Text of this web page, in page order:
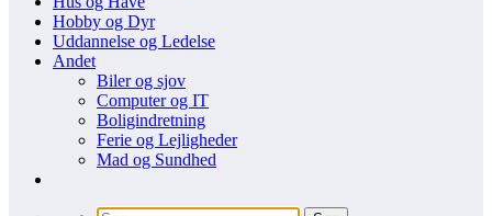
Hobby og Dyr
Uddannelse og Ledelse
Andet
Biler og sjov
Computer og IT
Boligindretning
Ferie og Lejligheder
Mad og Sundhed